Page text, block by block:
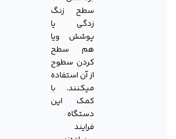
سطح زنگ
زدگی یا
پوشش ویا
هم سطح
کردن سطوح
از آن استفاده
میکنند. با
کمک این
دستگاه
فرایند